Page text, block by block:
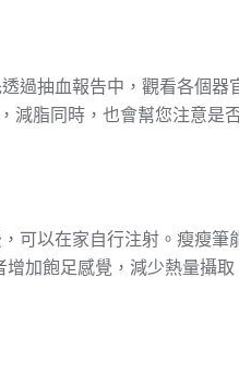
過抽血報告中，觀看各個
脂同時，也會幫您注意是
可以在家自行注射。瘦瘦
加飽足感覺，減少熱量攝